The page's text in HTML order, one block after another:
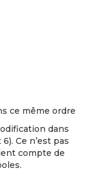
ce même ordre
dans
Ce n’est pas
compte de